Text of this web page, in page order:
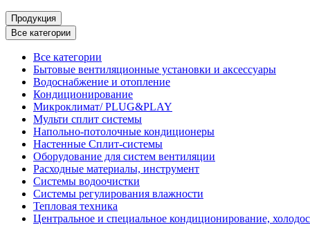
Продукция
Все категории
Все категории
Бытовые вентиляционные установки и аксессуары
Водоснабжение и отопление
Кондиционирование
Микроклимат/ PLUG&PLAY
Мульти сплит системы
Напольно-потолочные кондиционеры
Настенные Сплит-системы
Оборудование для систем вентиляции
Расходные материалы, инструмент
Системы водоочистки
Системы регулирования влажности
Тепловая техника
Центральное и специальное кондиционирование,